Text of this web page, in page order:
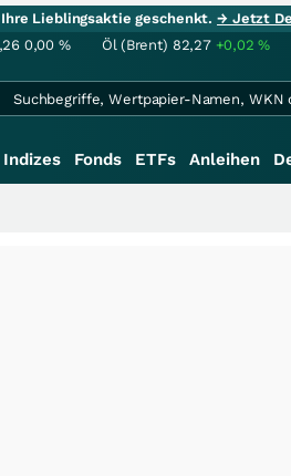
Ihre Lieblingsaktie geschenkt.→ Jetzt
0,00 % Öl (Brent) 82,27 +0,02%
Indizes Fonds ETFs Anleihen